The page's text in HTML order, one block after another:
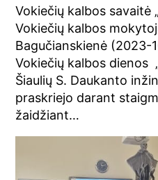
Vokiečių kalbos savaitė
Vokiečių kalbos
Bagučianskienė (2023-
Vokiečių kalbos dienos
Šiaulių S. Daukanto
praskriejo darant
žaidžiant…